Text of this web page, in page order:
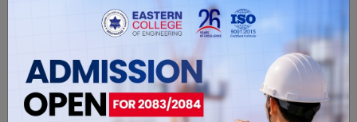
सम्बंधित खबरहरु